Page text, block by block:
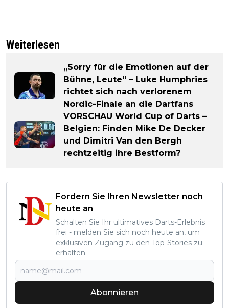
Weiterlesen
„Sorry für die Emotionen auf der
Bühne, Leute“ – Luke Humphries
richtet sich nach verlorenem
Nordic-Finale an die Dartfans
VORSCHAU World Cup of Darts –
Belgien: Finden Mike De Decker
und Dimitri Van den Bergh
rechtzeitig ihre Bestform?
Fordern Sie Ihren Newsletter noch
heute an
Schalten Sie Ihr ultimatives Darts-Erlebnis
frei - melden Sie sich noch heute an, um
exklusiven Zugang zu den Top-Stories zu
erhalten.
Abonnieren